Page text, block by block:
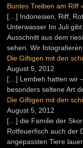
Buntes Treiben am Riff
[…] Indonesien, Riff,
Unterwasser Im Juli
Ausschnitt aus dem
sehen. Wir
Die Giftigen mit den
August 5, 2012
[…] Lembeh hatten wir
besonders seltene Art
Die Giftigen mit den
August 5, 2012
[…] die Familie der
Rotfeuerfisch auch der
angepassten Tiere